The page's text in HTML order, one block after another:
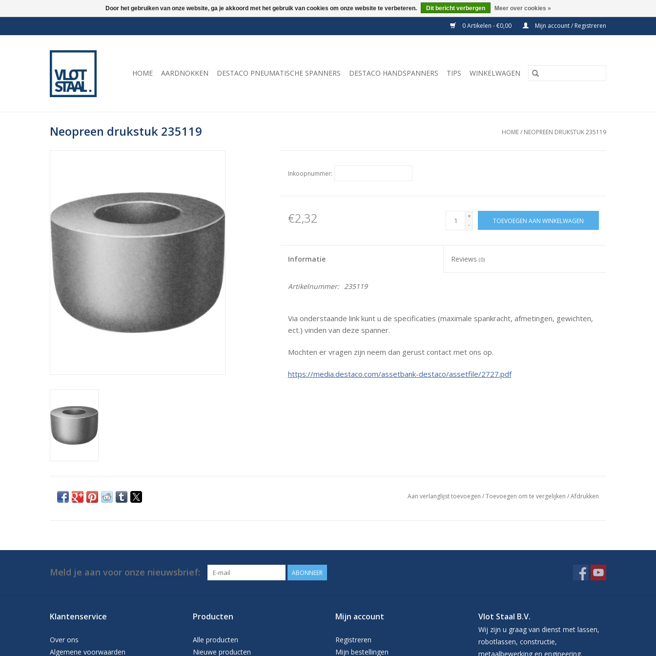
0 Artikelen - €0,00 Mijn account / Registreren
HOME AARDNOKKEN DESTACO PNEUMATISCHE SPANNERS DESTACO HANDSPANNERS TIPS WINKELWAGEN
Neopreen drukstuk 235119 HOME/ NEOPREEN DRUKSTUK 235119
Inkoopnummer:
€2,32
+
-
TOEVOEGEN AAN WINKELWAGEN
Informatie Reviews(0)
Artikelnummer: 235119
Via onderstaande link kunt u de specificaties (maximale spankracht, afmetingen, gewichten,
ect.) vinden van deze spanner.
Mochten er vragen zijn neem dan gerust contact met ons op.
https://media.destaco.com/assetbank-destaco/assetfile/2727.pdf
Aan verlanglijst toevoegen /Toevoegen om te vergelijken /Afdrukken
Meld je aan voor onze nieuwsbrief: ABONNEER
Klantenservice
Over ons
Algemene voorwaarden
Producten
Alle producten
Nieuwe producten
Mijn account
Registreren
Mijn bestellingen
Vlot Staal B.V.
Wij zijn u graag van dienst met lassen,
robotlassen, constructie,
metaalbewerking en engineering.
Door het gebruiken van onze website, ga je akkoord met het gebruik van cookies om onze website te verbeteren. Dit bericht verbergen Meer over cookies »